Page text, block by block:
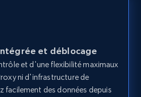
posts - Discovery records
Youtuber md5, Video url,
Views, and more.
et déblocage
et d'une flexibilité maximaux
ni d'infrastructure de
facilement des données depuis